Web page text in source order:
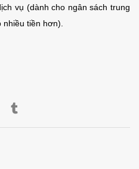
vụ (dành cho ngân sách trung
tiền hơn).